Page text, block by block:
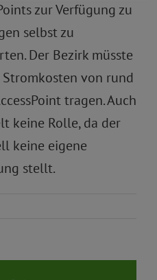
zur Verfügung zu
selbst zu
Der Bezirk müsste
von rund
tragen. Auch
keine Rolle, da der
keine eigene
stellt.